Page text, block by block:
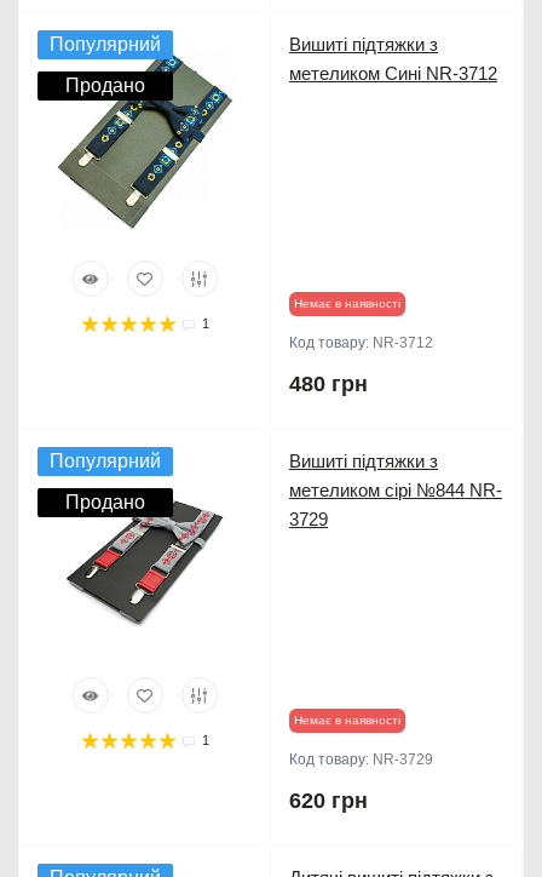
Популярний
Продано
1
Вишиті підтяжки з
метеликом Сині NR-3712
Немає в наявності
Код товару: NR-3712
480 грн
Популярний
Продано
1
Вишиті підтяжки з
метеликом сірі №844 NR-
3729
Немає в наявності
Код товару: NR-3729
620 грн